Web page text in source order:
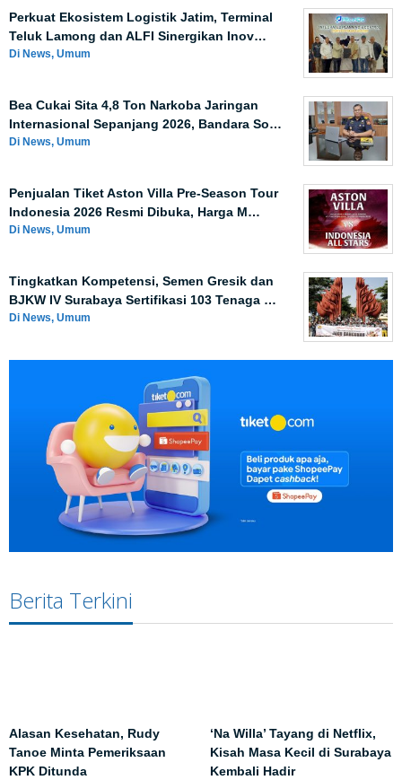
Perkuat Ekosistem Logistik Jatim, Terminal
Teluk Lamong dan ALFI Sinergikan Inov…
Di News, Umum
Bea Cukai Sita 4,8 Ton Narkoba Jaringan
Internasional Sepanjang 2026, Bandara So…
Di News, Umum
Penjualan Tiket Aston Villa Pre-Season Tour
Indonesia 2026 Resmi Dibuka, Harga M…
Di News, Umum
Tingkatkan Kompetensi, Semen Gresik dan
BJKW IV Surabaya Sertifikasi 103 Tenaga …
Di News, Umum
Berita Terkini
Alasan Kesehatan, Rudy
Tanoe Minta Pemeriksaan
KPK Ditunda
‘Na Willa’ Tayang di Netflix,
Kisah Masa Kecil di Surabaya
Kembali Hadir